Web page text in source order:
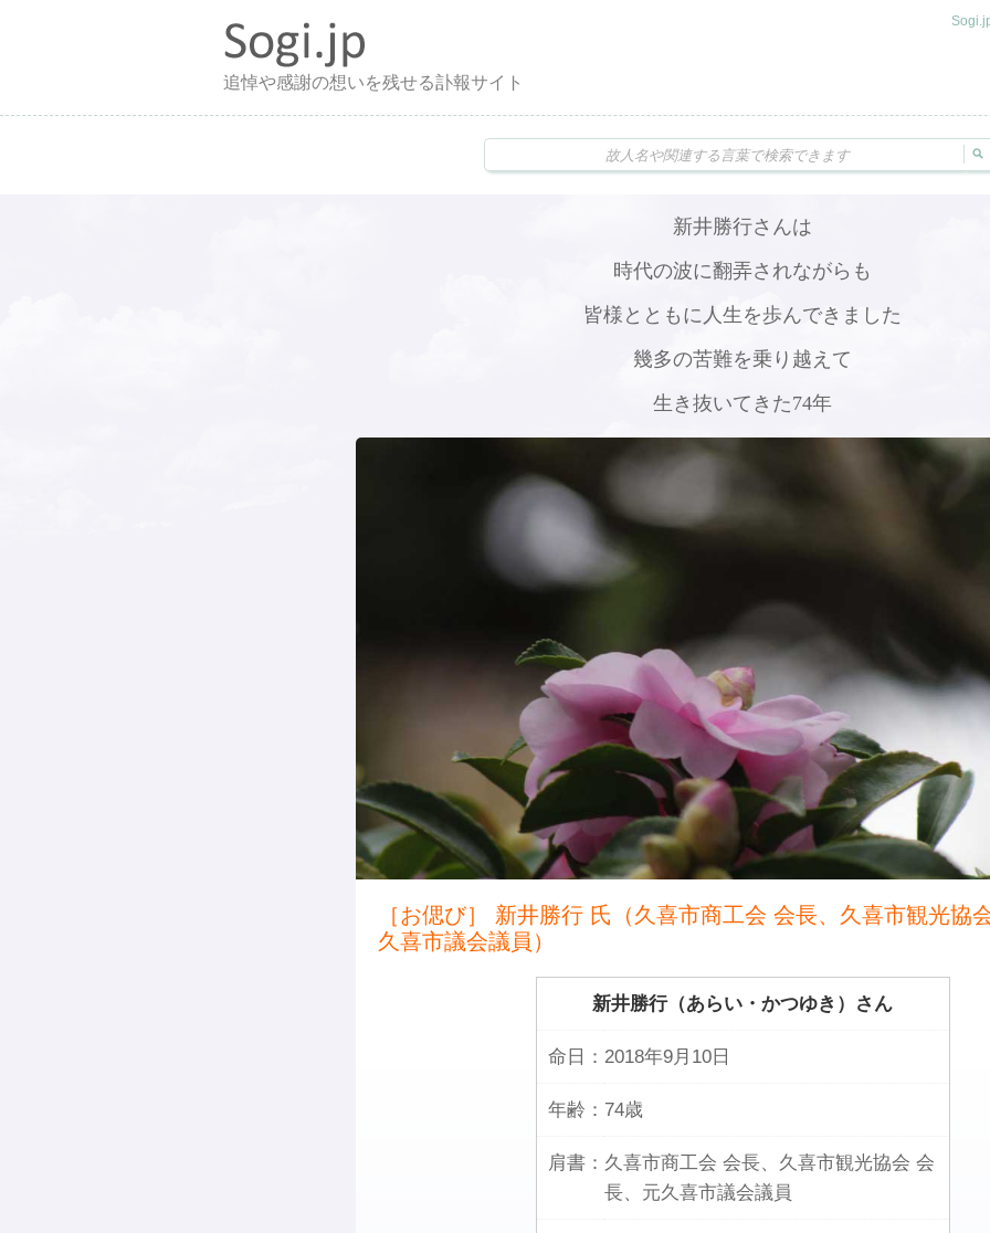
追悼や感謝の想いを残せる訃報サイト
新井勝行さんは
時代の波に翻弄されながらも
皆様とともに人生を歩んできました
幾多の苦難を乗り越えて
生き抜いてきた74年
［お偲び］ 新井勝行 氏（久喜市商工会 会長、久喜市観光協
久喜市議会議員）
新井勝行（あらい・かつゆき）さん
命日： 2018年9月10日
年齢： 74歳
肩書： 久喜市商工会 会長、久喜市観光協会 会
長、元久喜市議会議員